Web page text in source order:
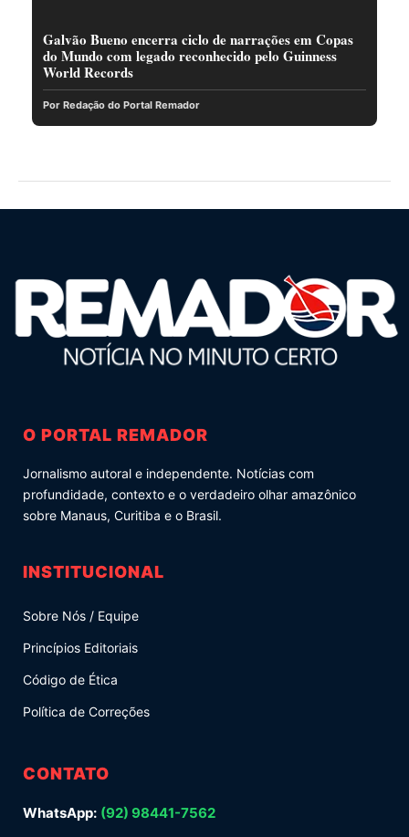
Galvão Bueno encerra ciclo de narrações em Copas
do Mundo com legado reconhecido pelo Guinness
World Records
Por Redação do Portal Remador
O PORTAL REMADOR
Jornalismo autoral e independente. Notícias com
profundidade, contexto e o verdadeiro olhar amazônico
sobre Manaus, Curitiba e o Brasil.
INSTITUCIONAL
Sobre Nós / Equipe
Princípios Editoriais
Código de Ética
Política de Correções
CONTATO
WhatsApp: (92) 98441-7562